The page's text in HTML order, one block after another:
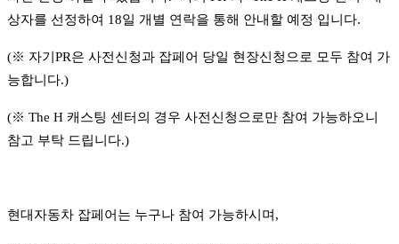
상자를 선정하여 18일 개별 연락을 통해 안내할 예정 입니다.
(※ 자기 PR은 사전신청과 잡페어 당일 현장신청으로 모두 참여 가
능합니다.)
(※ The H 캐스팅 센터의 경우 사전신청으로만 참여 가능하오니
참고 부탁 드립니다.)
현대자동차 잡페어는 누구나 참여 가능하시며 ,